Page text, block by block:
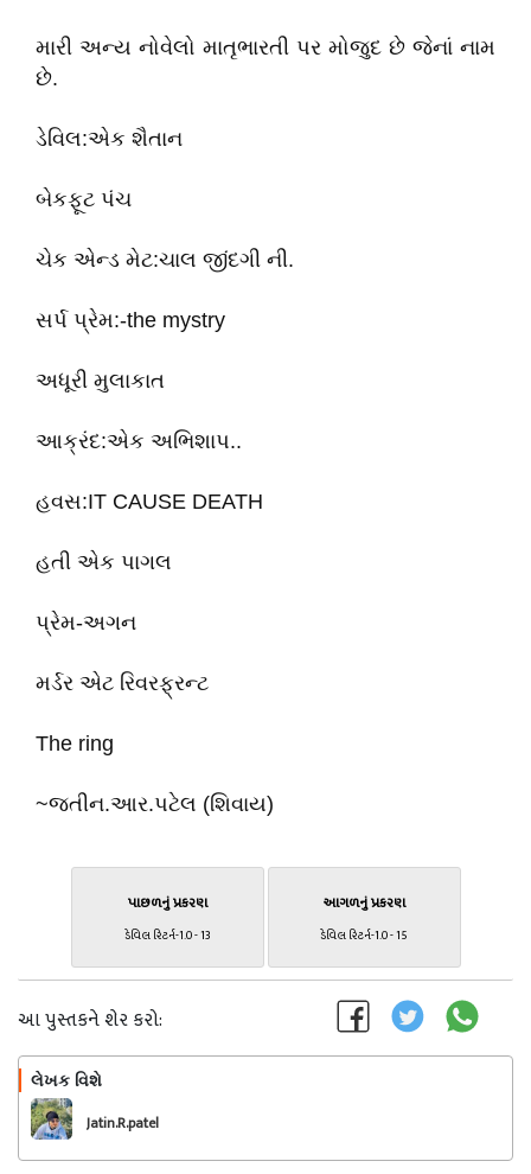
મારી અન્ય નોવેલો માતૃભારતી પર મોજુદ છે જેનાં નામ
છે.
ડેવિલ:એક શૈતાન
બેકફૂટ પંચ
ચેક એન્ડ મેટ:ચાલ જીંદગી ની.
સર્પ પ્રેમ:-the mystry
અધૂરી મુલાકાત
આક્રંદ:એક અભિશાપ..
હવસ:IT CAUSE DEATH
હતી એક પાગલ
પ્રેમ-અગન
મર્ડર એટ રિવરફ્રન્ટ
The ring
~જતીન.આર.પટેલ (શિવાય)
પાછળનું પ્રકરણ
ડેવિલ રિટર્ન-1.0 - 13
આગળનું પ્રકરણ
ડેવિલ રિટર્ન-1.0 - 15
આ પુસ્તકને શેર કરો:
લેખક વિશે
Jatin.R.patel